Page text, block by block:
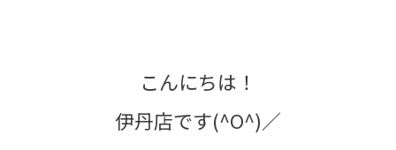
こんにちは！
伊丹店です(^O^)／